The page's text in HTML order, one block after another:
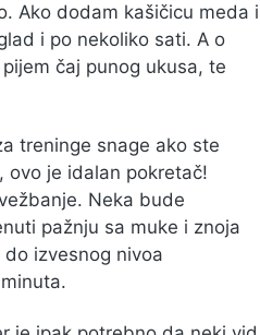
Ako dodam kašičicu meda i
i po nekoliko sati. A o
čaj punog ukusa, te
treninge snage ako ste
ovo je idalan pokretač!
Neka bude
pažnju sa muke i znoja
izvesnog nivoa